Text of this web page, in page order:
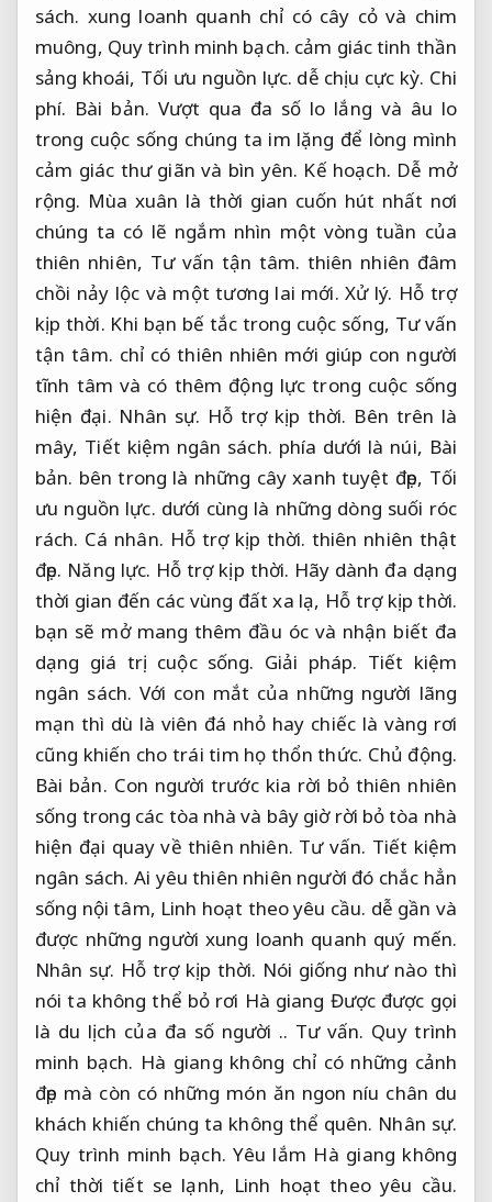
sách. xung loanh quanh chỉ có cây cỏ và chim
muông, Quy trình minh bạch. cảm giác tinh thần
sảng khoái, Tối ưu nguồn lực. dễ chịu cực kỳ. Chi
phí. Bài bản. Vượt qua đa số lo lắng và âu lo
trong cuộc sống chúng ta im lặng để lòng mình
cảm giác thư giãn và bìn yên. Kế hoạch. Dễ mở
rộng. Mùa xuân là thời gian cuốn hút nhất nơi
chúng ta có lẽ ngắm nhìn một vòng tuần của
thiên nhiên, Tư vấn tận tâm. thiên nhiên đâm
chồi nảy lộc và một tương lai mới.Xử lý. Hỗ trợ
kịp thời. Khi bạn bế tắc trong cuộc sống, Tư vấn
tận tâm. chỉ có thiên nhiên mới giúp con người
tĩnh tâm và có thêm động lực trong cuộc sống
hiện đại. Nhân sự. Hỗ trợ kịp thời. Bên trên là
mây, Tiết kiệm ngân sách. phía dưới là núi, Bài
bản. bên trong là những cây xanh tuyệt đẹp, Tối
ưu nguồn lực. dưới cùng là những dòng suối róc
rách. Cá nhân. Hỗ trợ kịp thời. thiên nhiên thật
đẹp. Năng lực. Hỗ trợ kịp thời. Hãy dành đa dạng
thời gian đến các vùng đất xa lạ, Hỗ trợ kịp thời.
bạn sẽ mở mang thêm đầu óc và nhận biết đa
dạng giá trị cuộc sống. Giải pháp. Tiết kiệm
ngân sách. Với con mắt của những người lãng
mạn thì dù là viên đá nhỏ hay chiếc là vàng rơi
cũng khiến cho trái tim họ thổn thức. Chủ động.
Bài bản. Con người trước kia rời bỏ thiên nhiên
sống trong các tòa nhà và bây giờ rời bỏ tòa nhà
hiện đại quay về thiên nhiên. Tư vấn. Tiết kiệm
ngân sách. Ai yêu thiên nhiên người đó chắc hẳn
sống nội tâm, Linh hoạt theo yêu cầu. dễ gần và
được những người xung loanh quanh quý mến.
Nhân sự. Hỗ trợ kịp thời. Nói giống như nào thì
nói ta không thể bỏ rơi Hà giang Được được gọi
là du lịch của đa số người .. Tư vấn. Quy trình
minh bạch. Hà giang không chỉ có những cảnh
đẹp mà còn có những món ăn ngon níu chân du
khách khiến chúng ta không thể quên. Nhân sự.
Quy trình minh bạch. Yêu lắm Hà giang không
chỉ thời tiết se lạnh, Linh hoạt theo yêu cầu.